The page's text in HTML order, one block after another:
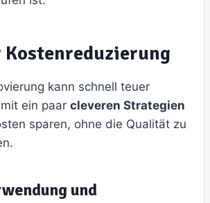
Kostenreduzierung
kann schnell teuer
ein paar cleveren Strategien
sparen, ohne die Qualität zu
und